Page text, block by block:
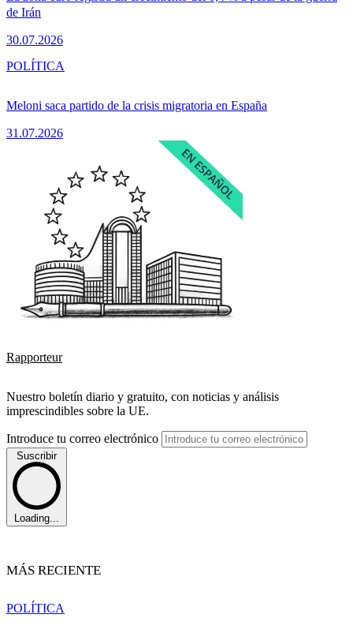
de Irán
30.07.2026
Meloni saca partido de la crisis migratoria en España
31.07.2026
POLÍTICA
Rapporteur
Nuestro boletín diario y gratuito, con noticias y análisis
imprescindibles sobre la UE.
Introduce tu correo electrónico
Suscribir
Loading...
MÁS RECIENTE
POLÍTICA